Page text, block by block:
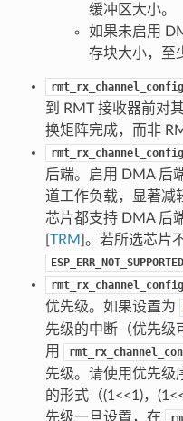
缓冲区大小。
如果未启用
存块大小，至
到 RMT 接收器前对
换矩阵完成，而非
后端。启用 DMA 后
道工作负载，显著减
芯片都支持 DMA 后
TRM ]。若所选芯片
ESP_ERR_NOT_SUPPORTED
优先级。如果设置为
先级的中断（优先级
用
先级。请使用优先级
的形式（(1<<1)，
先级一旦设置，在